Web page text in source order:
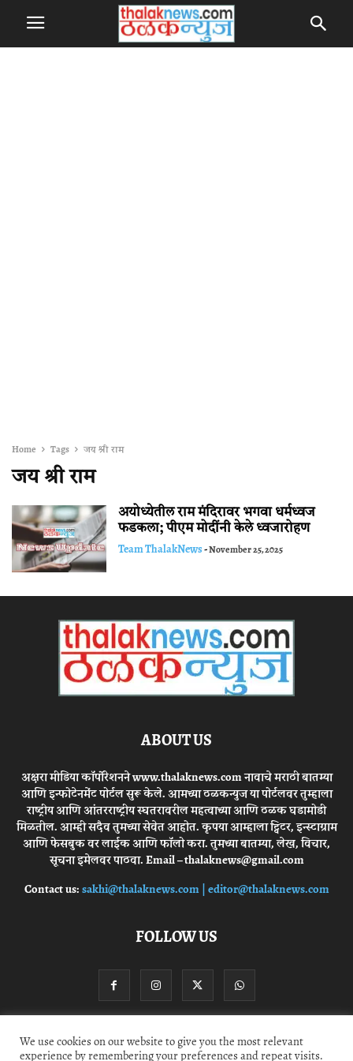
Home Tags जय श्री राम
जय श्री राम
अयोध्येतील राम मंदिरावर भगवा धर्मध्वज
फडकला; पीएम मोदींनी केले ध्वजारोहण
Team ThalakNews-November 25, 2025
ABOUT US
अक्षरा मीडिया कॉर्पोरेशनने www.thalaknews.com नावाचे मराठी बातम्या
आणि इन्फोटेनमेंट पोर्टल सुरू केले. आमच्या ठळकन्युज या पोर्टलवर तुम्हाला
राष्ट्रीय आणि आंतरराष्ट्रीय स्घतरावरील महत्वाच्या आणि ठळक घडामोडी
मिळतील. आम्ही सदैव तुमच्या सेवेत आहोत. कृपया आम्हाला ट्विटर, इन्स्टाग्राम
आणि फेसबुक वर लाईक आणि फॉलो करा. तुमच्या बातम्या, लेख, विचार,
सूचना इमेलवर पाठवा. Email – thalaknews@gmail.com
Contact us:sakhi@thalaknews.com | editor@thalaknews.com
FOLLOW US
Privacy Policy Contact Us
We use cookies on our website to give you the most relevant
experience by remembering your preferences and repeat visits.